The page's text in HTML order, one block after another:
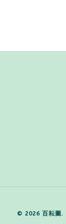
© 2026 百耘圖.